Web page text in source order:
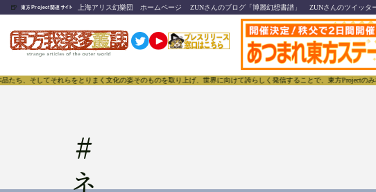
🍺 東方Project関連サイト 上海アリス幻樂団 ホームページ ZUNさんのブログ「博麗幻想書譜」 ZUNさんのツイッタ
てそれらをとりまく文化の姿そのものを取り上げ、世界に向けて誇らしく発信することで、東方Projectのみなら
#